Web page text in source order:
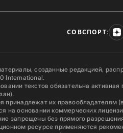
СОВСПОРТ:
созданные редакцией,
International.
текстов обязательна активная
принадлежат их правообладателям
на основании коммерческих
запрещены без прямого
ресурсе применяются